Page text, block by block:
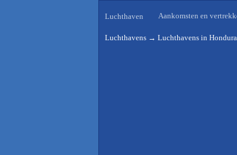
Luchthaven Aankomsten en
Luchthavens → Luchthavens in